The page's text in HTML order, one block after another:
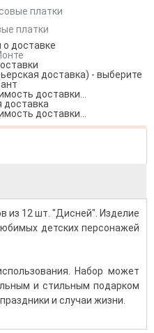
платки
платки
доставке
доставка) - выберите
доставки...
доставка
доставки...
из 12 шт. "Дисней". Изделие
детских персонажей
Набор может
и стильным подарком
и случаи жизни.